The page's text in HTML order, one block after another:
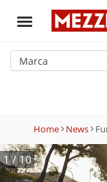
T
g
a
v
Home News
1/10